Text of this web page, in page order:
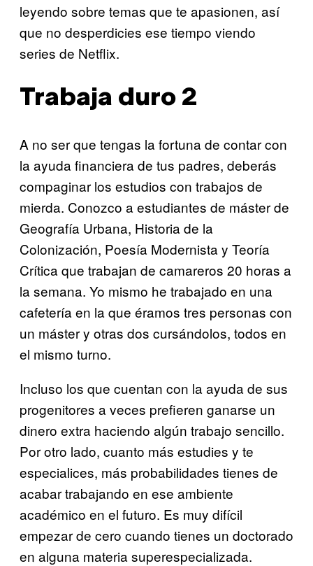
leyendo sobre temas que te apasionen, así
que no desperdicies ese tiempo viendo
series de Netflix.
Trabaja duro 2
A no ser que tengas la fortuna de contar con
la ayuda financiera de tus padres, deberás
compaginar los estudios con trabajos de
mierda. Conozco a estudiantes de máster de
Geografía Urbana, Historia de la
Colonización, Poesía Modernista y Teoría
Crítica que trabajan de camareros 20 horas a
la semana. Yo mismo he trabajado en una
cafetería en la que éramos tres personas con
un máster y otras dos cursándolos, todos en
el mismo turno.
Incluso los que cuentan con la ayuda de sus
progenitores a veces prefieren ganarse un
dinero extra haciendo algún trabajo sencillo.
Por otro lado, cuanto más estudies y te
especialices, más probabilidades tienes de
acabar trabajando en ese ambiente
académico en el futuro. Es muy difícil
empezar de cero cuando tienes un doctorado
en alguna materia superespecializada.